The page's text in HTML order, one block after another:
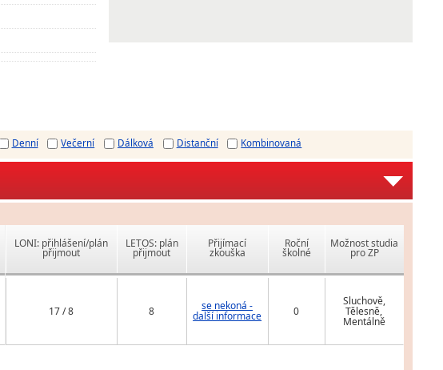
Denní Večerní Dálková Distanční Kombinovaná
LONI: přihlášení/plán
přijmout
LETOS: plán
přijmout
Přijímací
zkouška
Roční
školné
Možnost studia
pro ZP
17 / 8 8 se nekoná -
další informace 0
Sluchově,
Tělesně,
Mentálně